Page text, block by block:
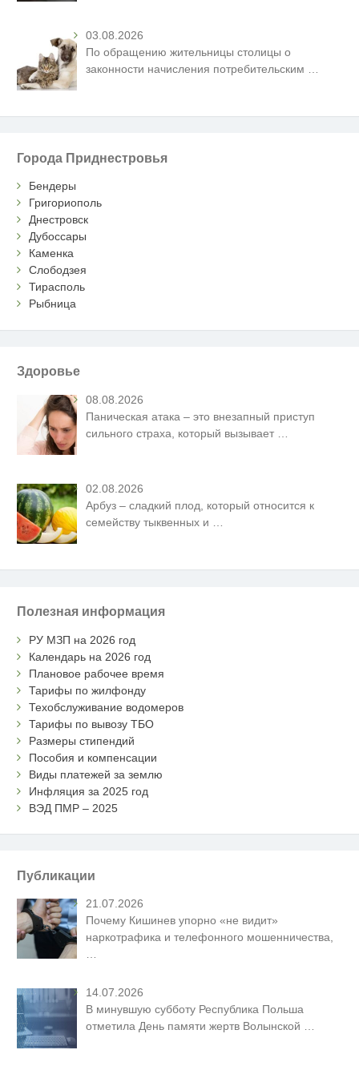
03.08.2026
По обращению жительницы столицы о
законности начисления потребительским
Города Приднестровья
Бендеры
Григориополь
Днестровск
Дубоссары
Каменка
Слободзея
Тирасполь
Рыбница
Здоровье
08.08.2026
Паническая атака – это внезапный приступ
сильного страха, который вызывает
02.08.2026
Арбуз – сладкий плод, который относится к
семейству тыквенных и
Полезная информация
РУ МЗП на 2026 год
Календарь на 2026 год
Плановое рабочее время
Тарифы по жилфонду
Техобслуживание водомеров
Тарифы по вывозу ТБО
Размеры стипендий
Пособия и компенсации
Виды платежей за землю
Инфляция за 2025 год
ВЭД ПМР – 2025
Публикации
21.07.2026
Почему Кишинев упорно «не видит»
наркотрафика и телефонного мошенничества,
14.07.2026
В минувшую субботу Республика Польша
отметила День памяти жертв Волынской …